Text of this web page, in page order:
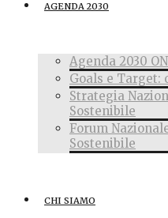
AGENDA 2030
Agenda 2030
Goals e Target:
Strategia
Sostenibile
Forum
Sostenibile
CHI SIAMO